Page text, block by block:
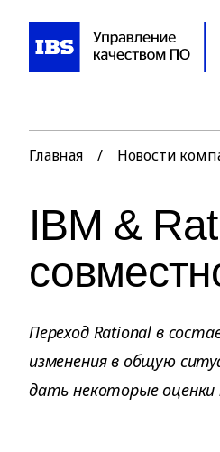
Главная / Новости
IBM &
Переход Rational в
изменения в общую
дать некоторые